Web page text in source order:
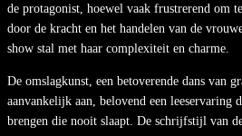
de protagonist, hoewel vaak frustrerend om
door de kracht en het handelen van de
show stal met haar complexiteit en charme.
De omslagkunst, een betoverende dans van
aanvankelijk aan, belovend een leeservaring
brengen die nooit slaapt. De schrijfstijl van